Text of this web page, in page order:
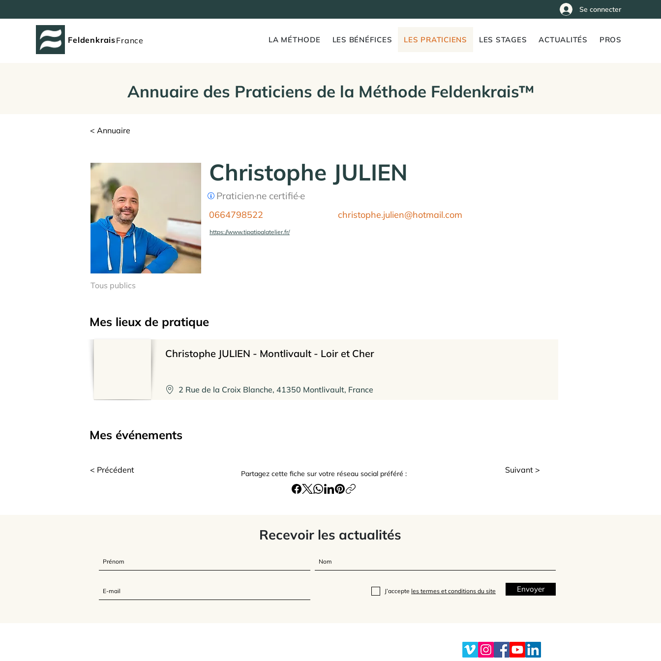
Se connecter
FeldenkraisFrance LA MÉTHODE LES BÉNÉFICES LES PRATICIENS LES STAGES ACTUALITÉS PROS
Annuaire des Praticiens de la Méthode Feldenkrais™
< Annuaire
Christophe JULIEN
Praticien·ne certifié·e
0664798522 christophe.julien@hotmail.com
https://www.tipatipalatelier.fr/
Tous publics
Mes lieux de pratique
Christophe JULIEN - Montlivault - Loir et Cher
2 Rue de la Croix Blanche, 41350 Montlivault, France
Mes événements
< Précédent Partagez cette fiche sur votre réseau social préféré : Suivant >
Recevoir les actualités
J’accepte les termes et conditions du site Envoyer